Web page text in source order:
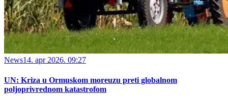
News14. apr 2026. 09:27
UN: Kriza u Ormuskom moreuzu preti globalnom
poljoprivrednom katastrofom